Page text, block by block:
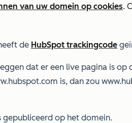
van uw domein op cookies.
de HubSpot trackingcode
dat er een live pagina is op
is, dan zou
gepubliceerd op het domein.